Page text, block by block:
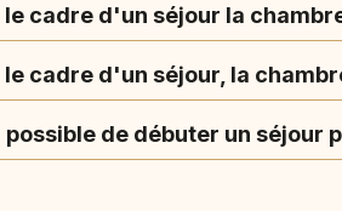
le cadre d'un séjour la
le cadre d'un séjour, la
de débuter un séjour